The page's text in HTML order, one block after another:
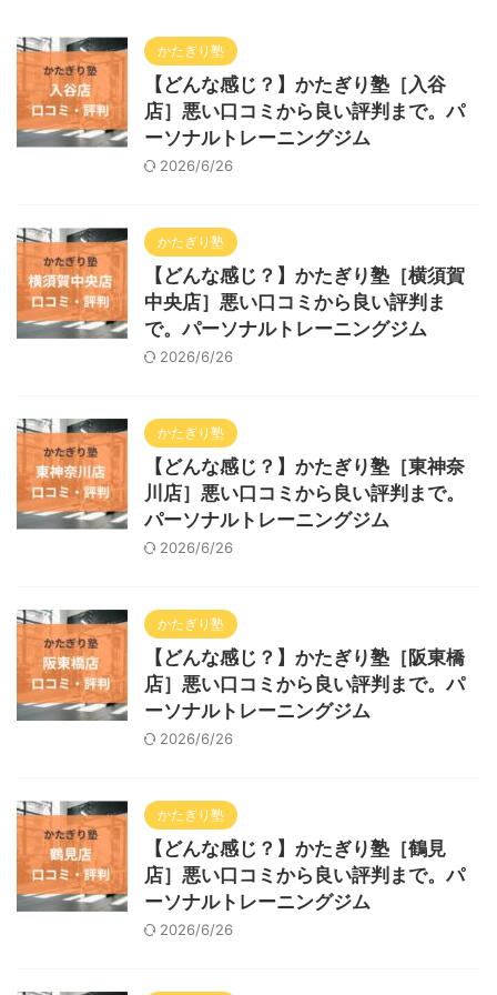
かたぎり塾
【どんな感じ？】かたぎり塾［入谷
店］悪い口コミから良い評判まで。パ
ーソナルトレーニングジム
2026/6/26
かたぎり塾
【どんな感じ？】かたぎり塾［横須賀
中央店］悪い口コミから良い評判ま
で。パーソナルトレーニングジム
2026/6/26
かたぎり塾
【どんな感じ？】かたぎり塾［東神奈
川店］悪い口コミから良い評判まで。
パーソナルトレーニングジム
2026/6/26
かたぎり塾
【どんな感じ？】かたぎり塾［阪東橋
店］悪い口コミから良い評判まで。パ
ーソナルトレーニングジム
2026/6/26
かたぎり塾
【どんな感じ？】かたぎり塾［鶴見
店］悪い口コミから良い評判まで。パ
ーソナルトレーニングジム
2026/6/26